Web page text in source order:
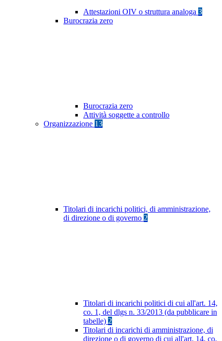
Attestazioni OIV o struttura analoga 3
Burocrazia zero
Burocrazia zero
Attività soggette a controllo
Organizzazione 13
Titolari di incarichi politici, di amministrazione,
di direzione o di governo 2
Titolari di incarichi politici di cui all'art. 14,
co. 1, del dlgs n. 33/2013 (da pubblicare in
tabelle) 2
Titolari di incarichi di amministrazione, di
direzione o di governo di cui all'art. 14, co.